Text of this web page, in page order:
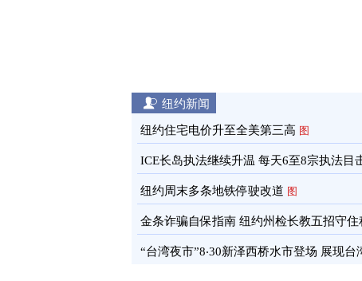
纽约新闻
纽约住宅电价升至全美第三高 图
ICE长岛执法继续升温 每天6至8宗执法目
通报 图
纽约周末多条地铁停驶改道 图
金条诈骗自保指南 纽约州检长教五招守住
蓄 图
“台湾夜市”8‧30新泽西桥水市登场 展现台